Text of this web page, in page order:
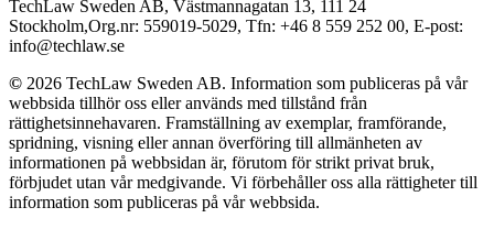
TechLaw Sweden AB, Västmannagatan 13, 111 24
Stockholm,Org.nr: 559019-5029, Tfn: +46 8 559 252 00, E-post:
info@techlaw.se
© 2026 TechLaw Sweden AB. Information som publiceras på vår
webbsida tillhör oss eller används med tillstånd från
rättighetsinnehavaren. Framställning av exemplar, framförande,
spridning, visning eller annan överföring till allmänheten av
informationen på webbsidan är, förutom för strikt privat bruk,
förbjudet utan vår medgivande. Vi förbehåller oss alla rättigheter till
information som publiceras på vår webbsida.